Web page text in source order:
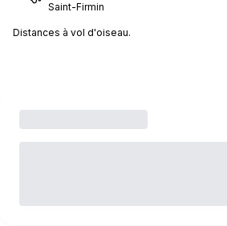
Saint-Firmin
Distances à vol d'oiseau.